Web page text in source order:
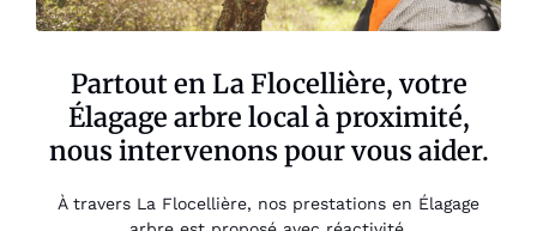
Partout en La Flocellière, votre
Élagage arbre local à proximité,
nous intervenons pour vous aider.
À travers La Flocellière, nos prestations en Élagage